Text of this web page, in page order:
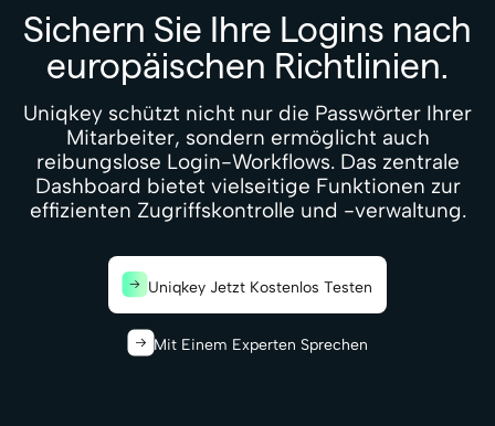
Sichern Sie Ihre Logins nach
europäischen Richtlinien.
Uniqkey schützt nicht nur die Passwörter Ihrer
Mitarbeiter, sondern ermöglicht auch
reibungslose Login-Workflows. Das zentrale
Dashboard bietet vielseitige Funktionen zur
effizienten Zugriffskontrolle und -verwaltung.
Uniqkey Jetzt Kostenlos Testen
Mit Einem Experten Sprechen